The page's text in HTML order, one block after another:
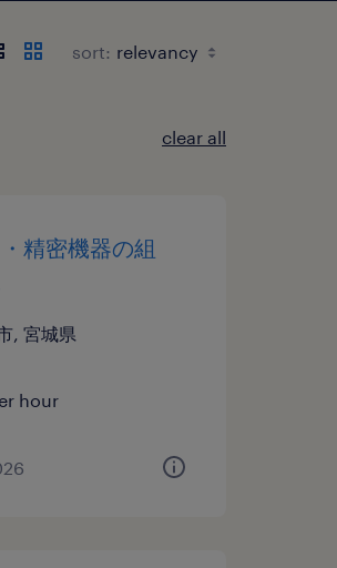
sort:
clear all
精密機器の組
, 宮城県
hour